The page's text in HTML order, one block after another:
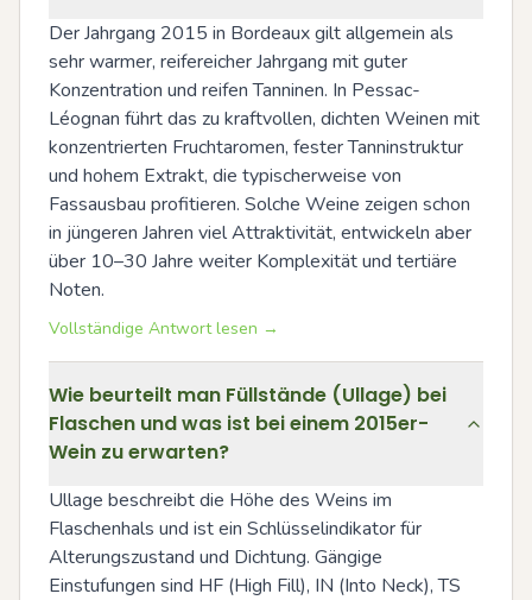
Der Jahrgang 2015 in Bordeaux gilt allgemein als
sehr warmer, reifereicher Jahrgang mit guter
Konzentration und reifen Tanninen. In Pessac-
Léognan führt das zu kraftvollen, dichten Weinen mit
konzentrierten Fruchtaromen, fester Tanninstruktur
und hohem Extrakt, die typischerweise von
Fassausbau profitieren. Solche Weine zeigen schon
in jüngeren Jahren viel Attraktivität, entwickeln aber
über 10–30 Jahre weiter Komplexität und tertiäre
Noten.
Vollständige Antwort lesen →
Wie beurteilt man Füllstände (Ullage) bei
Flaschen und was ist bei einem 2015er-
Wein zu erwarten?
Ullage beschreibt die Höhe des Weins im
Flaschenhals und ist ein Schlüsselindikator für
Alterungszustand und Dichtung. Gängige
Einstufungen sind HF (High Fill), IN (Into Neck), TS